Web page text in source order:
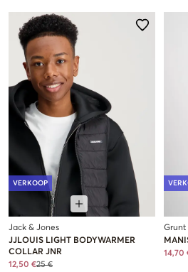
VERKOOP
Jack & Jones
JJLOUIS LIGHT BODYWARMER
COLLAR JNR
12,50 €25 €
Grunt
14,70